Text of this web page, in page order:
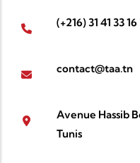
(+216) 31 41 33 16
contact@taa.tn
Avenue Hassib
Tunis